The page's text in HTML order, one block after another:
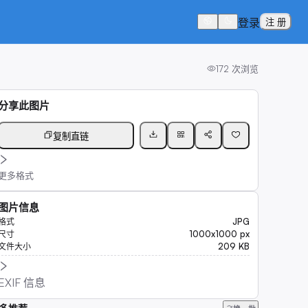
登录 注 册
172 次浏览
享此图片
复制直链
多格式
片信息
式 JPG
寸 1000x1000 px
件大小 209 KB
信息